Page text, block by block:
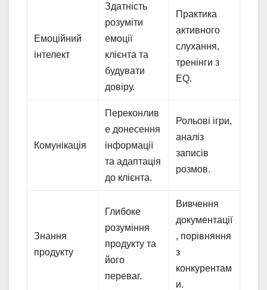
Емоційний
інтелект
Здатність
розуміти
емоції
клієнта та
будувати
довіру.
Практика
активного
слухання,
тренінги з
EQ.
Комунікація
Переконлив
е донесення
інформації
та адаптація
до клієнта.
Рольові ігри,
аналіз
записів
розмов.
Знання
продукту
Глибоке
розуміння
продукту та
його
переваг.
Вивчення
документації
, порівняння
з
конкурентам
и.